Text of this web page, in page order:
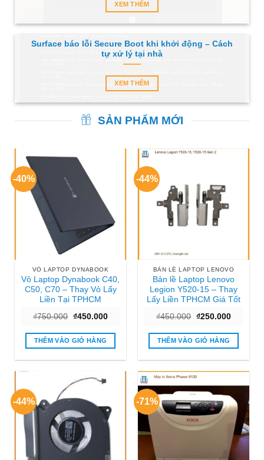
XEM THÊM
Surface báo lỗi Secure Boot khi khởi động – Cách
tự xử lý tại nhà
XEM THÊM
SẢN PHẨM MỚI
-40%
VỎ LAPTOP DYNABOOK
Vỏ Laptop Dynabook C40,
C50, C70 – Thay Vỏ Lấy
Liền Tại TPHCM
₫750.000 Giá
là:
₫750.000.
₫450.000Giá
tại
₫450.000.
THÊM VÀO GIỎ HÀNG
-44%
BẢN LỀ LAPTOP LENOVO
Bản lề Laptop Lenovo
Legion Y520-15 – Thay
Lấy Liền TPHCM Giá Tốt
₫450.000 Giá
là:
₫450.000.
₫250.000Giá
tại
THÊM VÀO GIỎ HÀNG
-44% -71%